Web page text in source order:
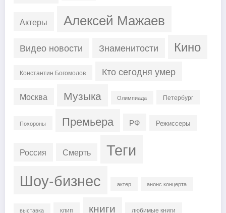
Актеры Алексей Мажаев
Видео новости Знаменитости Кино
Константин Богомолов Кто сегодня умер
Москва Музыка Олимпиада Петербург
Похороны Премьера РФ Режиссеры
Россия Смерть Теги
Шоу-бизнес актер анонс концерта
выставка клип книги любимые книги